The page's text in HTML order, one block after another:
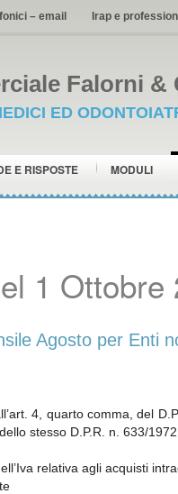
– email Irap e
Falorni &
ED
E RISPOSTE MODULI
1 Ottobre
Agosto per Enti
4, quarto comma, del
stesso D.P.R. n. 633/1972
relativa agli acquisti